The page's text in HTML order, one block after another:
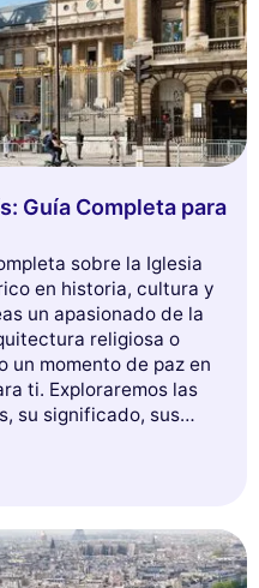
para mejorar su
audiencia y personalizar los
por
Guía Completa para
sobre la Iglesia
en historia, cultura y
un apasionado de la
religiosa o
un momento de paz en
ti. Exploraremos las
su significado, sus
consejos prácticos
nosotros en este
más sobre una
de la ciudad luz!